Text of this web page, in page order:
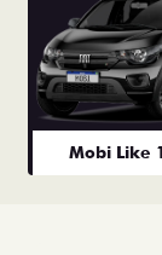
Mobi Like